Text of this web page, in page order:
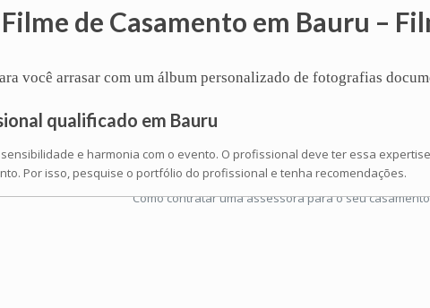
Filme de Casamento em Bauru –
você arrasar com umálbum personalizado defotografias
qualificado em Bauru
e harmonia com o evento. O profissional deve ter essa
Por isso, pesquise o portfólio do profissional e tenha recomendações.